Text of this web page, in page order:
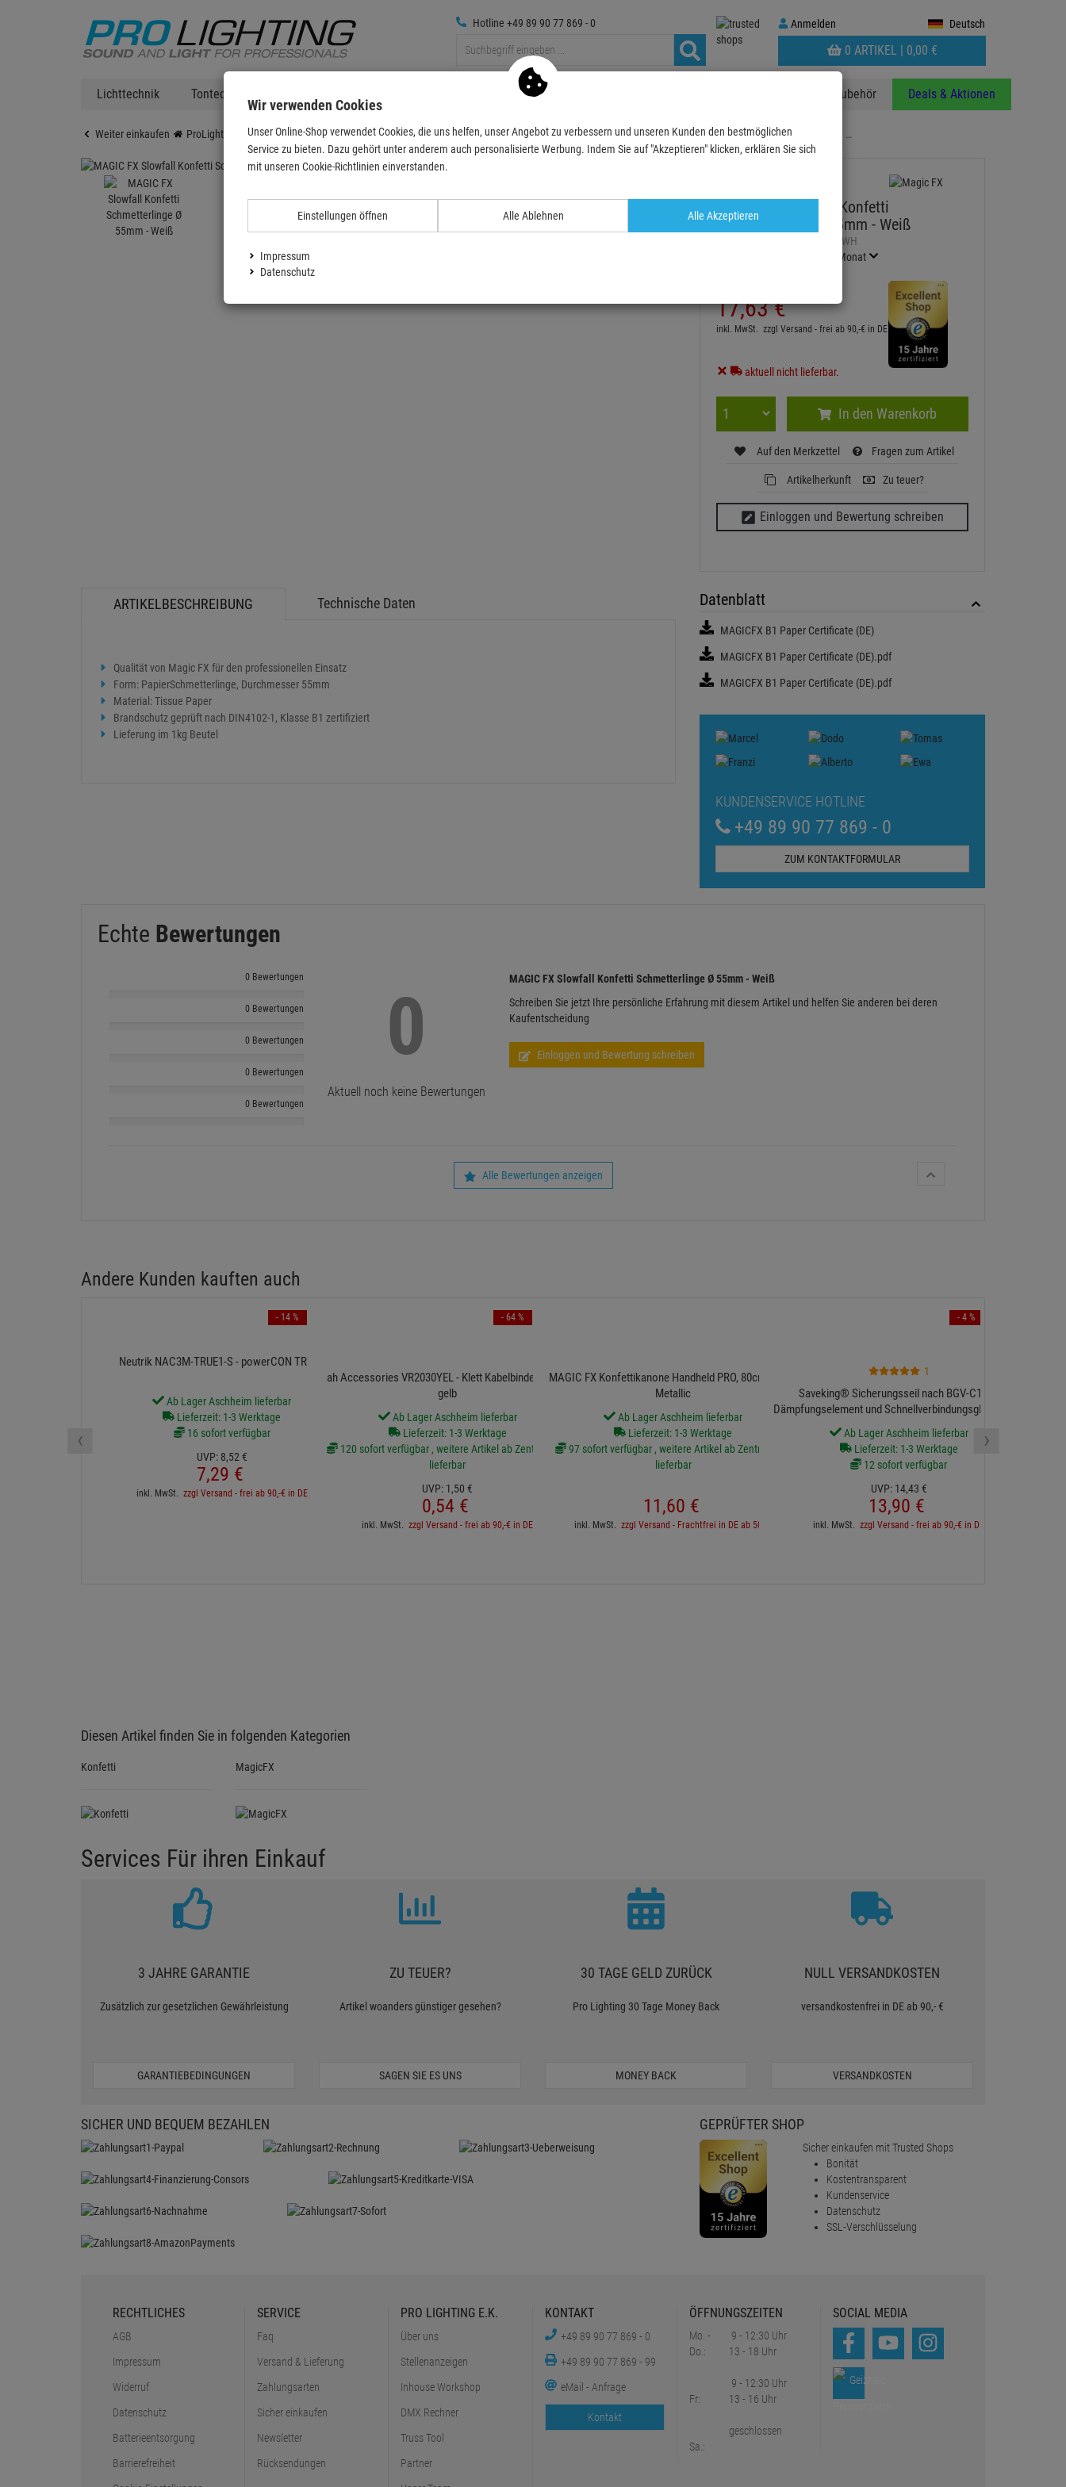
Anmelden
Anmelden Deutsch
WARENKORB
AUFKLAPPEN
0 ARTIKEL | 0,00 €
Hotline +49 89 90 77 869 - 0
Lichttechnik Tontechnik Medientechnik Zubehör Deals & Aktionen
Weiter einkaufen ProLighting Lichttechnik Bühneneffekte & Spezialeffekte Konfetti Effekte Konfetti MAGIC FX Slowfall Konfetti Schmetterlinge Ø 55mm …
TOPSELLER
MAGIC FX Slowfall Konfetti
Schmetterlinge Ø 55mm - Weiß
MFXCON07WH
/ Monat
17,63 €
inkl. MwSt. zzgl Versand - frei ab 90,-€ in DE
aktuell nicht lieferbar.
In den Warenkorb
Auf den Merkzettel Fragen zum Artikel
Artikelherkunft Zu teuer?
Einloggen und Bewertung schreiben
ARTIKELBESCHREIBUNG Technische Daten
Qualität von Magic FX für den professionellen Einsatz
Form: PapierSchmetterlinge, Durchmesser 55mm
Material: Tissue Paper
Brandschutz geprüft nach DIN4102-1, Klasse B1 zertifiziert
Lieferung im 1kg Beutel
Datenblatt
MAGICFX B1 Paper Certificate (DE)
MAGICFX B1 Paper Certificate (DE).pdf
MAGICFX B1 Paper Certificate (DE).pdf
KUNDENSERVICE HOTLINE
+49 89 90 77 869 - 0
ZUM KONTAKTFORMULAR
Echte Bewertungen
0 Bewertungen
0 Bewertungen
0 Bewertungen
0 Bewertungen
0 Bewertungen
0
Aktuell noch keine Bewertungen
MAGIC FX Slowfall Konfetti Schmetterlinge Ø 55mm - Weiß
Schreiben Sie jetzt Ihre persönliche Erfahrung mit diesem Artikel und helfen Sie anderen bei deren
Kaufentscheidung
Einloggen und Bewertung schreiben
Alle Bewertungen anzeigen
Andere Kunden kauften auch
Neutrik NAC3M-TRUE1-S - powerCON TRUE1
Ab Lager Aschheim lieferbar
Lieferzeit: 1-3 Werktage
16 sofort verfügbar
UVP: 8,52 €
7,29 €
inkl. MwSt. zzgl Versand - frei ab 90,-€ in DE
- 14 %
ah Accessories VR2030YEL - Klett Kabelbinder 30 cm
gelb
Ab Lager Aschheim lieferbar
Lieferzeit: 1-3 Werktage
120 sofort verfügbar , weitere Artikel ab Zentrallager
lieferbar
UVP: 1,50 €
0,54 €
inkl. MwSt. zzgl Versand - frei ab 90,-€ in DE
- 64 %
MAGIC FX Konfettikanone Handheld PRO, 80cm, Silber
Metallic
Ab Lager Aschheim lieferbar
Lieferzeit: 1-3 Werktage
97 sofort verfügbar , weitere Artikel ab Zentrallager
lieferbar
11,60 €
inkl. MwSt. zzgl Versand - Frachtfrei in DE ab 500€
1
Saveking® Sicherungsseil nach BGV-C1 mit
Dämpfungselement und Schnellverbindungsglied, 20kg,
3mm, 60cm, schwarz
Ab Lager Aschheim lieferbar
Lieferzeit: 1-3 Werktage
12 sofort verfügbar
UVP: 14,43 €
13,90 €
inkl. MwSt. zzgl Versand - frei ab 90,-€ in DE
- 4 %
‹ ›
Diesen Artikel finden Sie in folgenden Kategorien
Konfetti MagicFX
Services Für ihren Einkauf
3 JAHRE GARANTIE
Zusätzlich zur gesetzlichen Gewährleistung
GARANTIEBEDINGUNGEN
ZU TEUER?
Artikel woanders günstiger gesehen?
SAGEN SIE ES UNS
30 TAGE GELD ZURÜCK
Pro Lighting 30 Tage Money Back
MONEY BACK
NULL VERSANDKOSTEN
versandkostenfrei in DE ab 90,- €
VERSANDKOSTEN
SICHER UND BEQUEM BEZAHLEN GEPRÜFTER SHOP
Sicher einkaufen mit Trusted Shops
Bonität
Kostentransparent
Kundenservice
Datenschutz
SSL-Verschlüsselung
RECHTLICHES
AGB
Impressum
Widerruf
Datenschutz
Batterieentsorgung
Barrierefreiheit
SERVICE
Faq
Versand & Lieferung
Zahlungsarten
Sicher einkaufen
Newsletter
Rücksendungen
PRO LIGHTING E.K.
Über uns
Stellenanzeigen
Inhouse Workshop
DMX Rechner
Truss Tool
Partner
KONTAKT
+49 89 90 77 869 - 0
+49 89 90 77 869 - 99
eMail - Anfrage
Kontakt
ÖFFNUNGSZEITEN
Mo. -
Do.:
Fr:
Sa.:
9 - 12:30 Uhr
13 - 18 Uhr
9 - 12:30 Uhr
13 - 16 Uhr
geschlossen
SOCIAL MEDIA
Wir verwenden Cookies
Unser Online-Shop verwendet Cookies, die uns helfen, unser Angebot zu verbessern und unseren Kunden den bestmöglichen
Service zu bieten. Dazu gehört unter anderem auch personalisierte Werbung. Indem Sie auf "Akzeptieren" klicken, erklären Sie sich
mit unseren Cookie-Richtlinien einverstanden.
Einstellungen öffnen Alle Ablehnen Alle Akzeptieren
Impressum
Datenschutz